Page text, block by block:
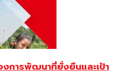
งการพัฒนาที่ยั่งยืนและเป้า